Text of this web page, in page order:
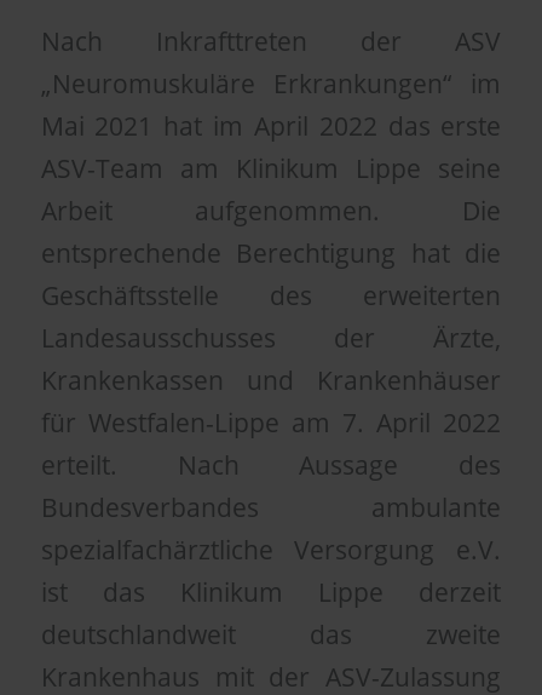
Nach Inkrafttreten der ASV
„Neuromuskuläre Erkrankungen“ im
Mai 2021 hat im April 2022 das erste
ASV-Team am Klinikum Lippe seine
Arbeit aufgenommen. Die
entsprechende Berechtigung hat die
Geschäftsstelle des erweiterten
Landesausschusses der Ärzte,
Krankenkassen und Krankenhäuser
für Westfalen-Lippe am 7. April 2022
erteilt. Nach Aussage des
Bundesverbandes ambulante
spezialfachärztliche Versorgung e.V.
ist das Klinikum Lippe derzeit
deutschlandweit das zweite
Krankenhaus mit der ASV-Zulassung